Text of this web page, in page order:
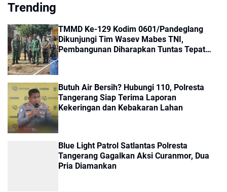
Trending
TMMD Ke-129 Kodim 0601/Pandeglang
Dikunjungi Tim Wasev Mabes TNI,
Pembangunan Diharapkan Tuntas Tepat
Butuh Air Bersih? Hubungi 110, Polresta
Tangerang Siap Terima Laporan
Kekeringan dan Kebakaran Lahan
Blue Light Patrol Satlantas Polresta
Tangerang Gagalkan Aksi Curanmor, Dua
Pria Diamankan